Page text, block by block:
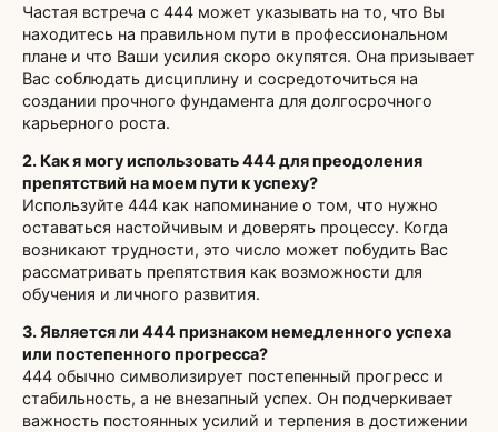
Частая встреча с 444 может указывать на то, что Вы
находитесь на правильном пути в профессиональном
плане и что Ваши усилия скоро окупятся. Она призывает
Вас соблюдать дисциплину и сосредоточиться на
создании прочного фундамента для долгосрочного
карьерного роста.
2. Как я могу использовать 444 для преодоления
препятствий на моем пути к успеху?
Используйте 444 как напоминание о том, что нужно
оставаться настойчивым и доверять процессу. Когда
возникают трудности, это число может побудить Вас
рассматривать препятствия как возможности для
обучения и личного развития.
3. Является ли 444 признаком немедленного успеха
или постепенного прогресса?
444 обычно символизирует постепенный прогресс и
стабильность, а не внезапный успех. Он подчеркивает
важность постоянных усилий и терпения в достижении